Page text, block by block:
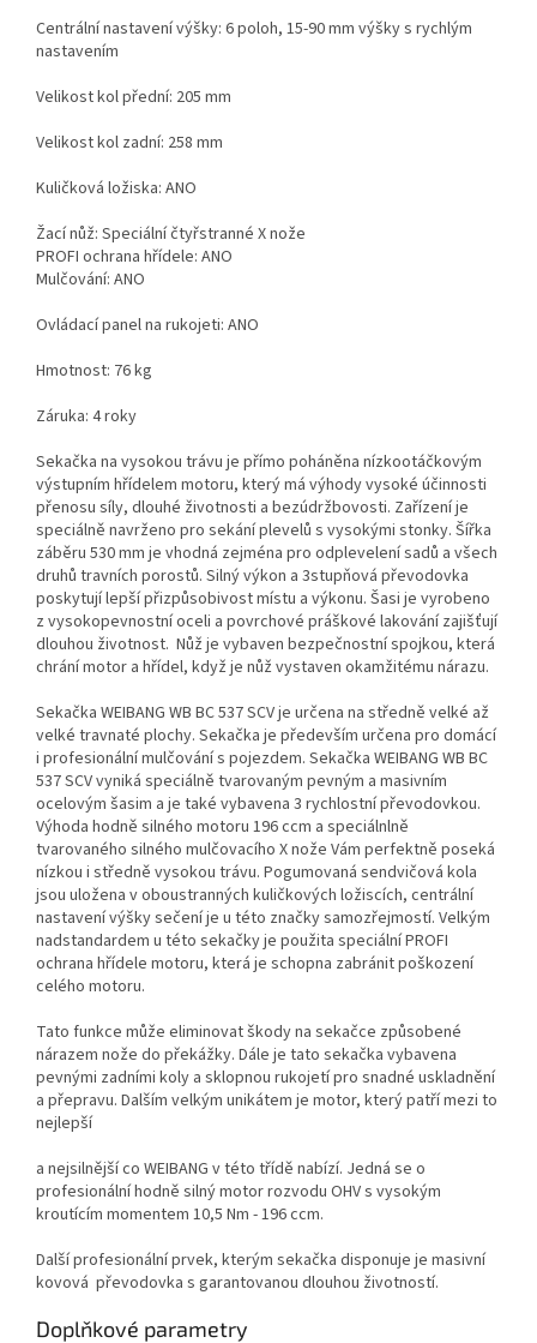
Centrální nastavení výšky: 6 poloh, 15-90 mm výšky s rychlým
nastavením
Velikost kol přední: 205 mm
Velikost kol zadní: 258 mm
Kuličková ložiska: ANO
Žací nůž: Speciální čtyřstranné X nože
PROFI ochrana hřídele: ANO
Mulčování: ANO
Ovládací panel na rukojeti: ANO
Hmotnost: 76 kg
Záruka: 4 roky
Sekačka na vysokou trávu je přímo poháněna nízkootáčkovým
výstupním hřídelem motoru, který má výhody vysoké účinnosti
přenosu síly, dlouhé životnosti a bezúdržbovosti. Zařízení je
speciálně navrženo pro sekání plevelů s vysokými stonky. Šířka
záběru 530 mm je vhodná zejména pro odplevelení sadů a všech
druhů travních porostů. Silný výkon a 3stupňová převodovka
poskytují lepší přizpůsobivost místu a výkonu. Šasi je vyrobeno
z vysokopevnostní oceli a povrchové práškové lakování zajišťují
dlouhou životnost. Nůž je vybaven bezpečnostní spojkou, která
chrání motor a hřídel, když je nůž vystaven okamžitému nárazu.
Sekačka WEIBANG WB BC 537 SCV je určena na středně velké až
velké travnaté plochy. Sekačka je především určena pro domácí
i profesionální mulčování s pojezdem. Sekačka WEIBANG WB BC
537 SCV vyniká speciálně tvarovaným pevným a masivním
ocelovým šasim a je také vybavena 3 rychlostní převodovkou.
Výhoda hodně silného motoru 196 ccm a speciálnlně
tvarovaného silného mulčovacího X nože Vám perfektně poseká
nízkou i středně vysokou trávu. Pogumovaná sendvičová kola
jsou uložena v oboustranných kuličkových ložiscích, centrální
nastavení výšky sečení je u této značky samozřejmostí. Velkým
nadstandardem u této sekačky je použita speciální PROFI
ochrana hřídele motoru, která je schopna zabránit poškození
celého motoru.
Tato funkce může eliminovat škody na sekačce způsobené
nárazem nože do překážky. Dále je tato sekačka vybavena
pevnými zadními koly a sklopnou rukojetí pro snadné uskladnění
a přepravu. Dalším velkým unikátem je motor, který patří mezi to
nejlepší
a nejsilnější co WEIBANG v této třídě nabízí. Jedná se o
profesionální hodně silný motor rozvodu OHV s vysokým
kroutícím momentem 10,5 Nm - 196 ccm.
Další profesionální prvek, kterým sekačka disponuje je masivní
kovová převodovka s garantovanou dlouhou životností.
Doplňkové parametry